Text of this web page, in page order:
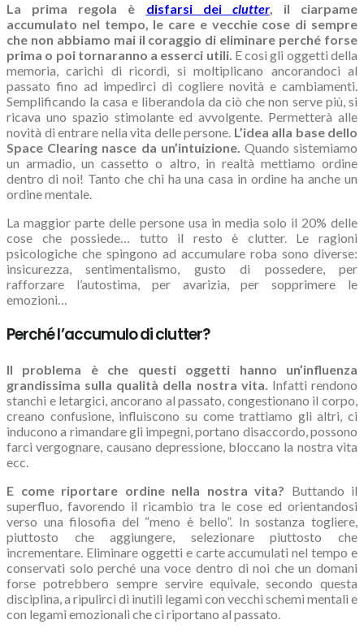
La prima regola è disfarsi dei clutter, il ciarpame
accumulato nel tempo, le care e vecchie cose di sempre
che non abbiamo mai il coraggio di eliminare perché forse
prima o poi tornaranno a esserci utili. E cosi gli oggetti della
memoria, carichi di ricordi, si moltiplicano ancorandoci al
passato fino ad impedirci di cogliere novità e cambiamenti.
Semplificando la casa e liberandola da ciò che non serve più, si
ricava uno spazio stimolante ed avvolgente. Permetterà alle
novità di entrare nella vita delle persone. L’idea alla base dello
Space Clearing nasce da un’intuizione. Quando sistemiamo
un armadio, un cassetto o altro, in realtà mettiamo ordine
dentro di noi! Tanto che chi ha una casa in ordine ha anche un
ordine mentale.
La maggior parte delle persone usa in media solo il 20% delle
cose che possiede… tutto il resto è clutter. Le ragioni
psicologiche che spingono ad accumulare roba sono diverse:
insicurezza, sentimentalismo, gusto di possedere, per
rafforzare l’autostima, per avarizia, per sopprimere le
emozioni…
Perché l’accumulo di clutter?
Il problema è che questi oggetti hanno un’influenza
grandissima sulla qualità della nostra vita. Infatti rendono
stanchi e letargici, ancorano al passato, congestionano il corpo,
creano confusione, influiscono su come trattiamo gli altri, ci
inducono a rimandare gli impegni, portano disaccordo, possono
farci vergognare, causano depressione, bloccano la nostra vita
ecc.
E come riportare ordine nella nostra vita? Buttando il
superfluo, favorendo il ricambio tra le cose ed orientandosi
verso una filosofia del “meno è bello”. In sostanza togliere,
piuttosto che aggiungere, selezionare piuttosto che
incrementare. Eliminare oggetti e carte accumulati nel tempo e
conservati solo perché una voce dentro di noi che un domani
forse potrebbero sempre servire equivale, secondo questa
disciplina, a ripulirci di inutili legami con vecchi schemi mentali e
con legami emozionali che ci riportano al passato.